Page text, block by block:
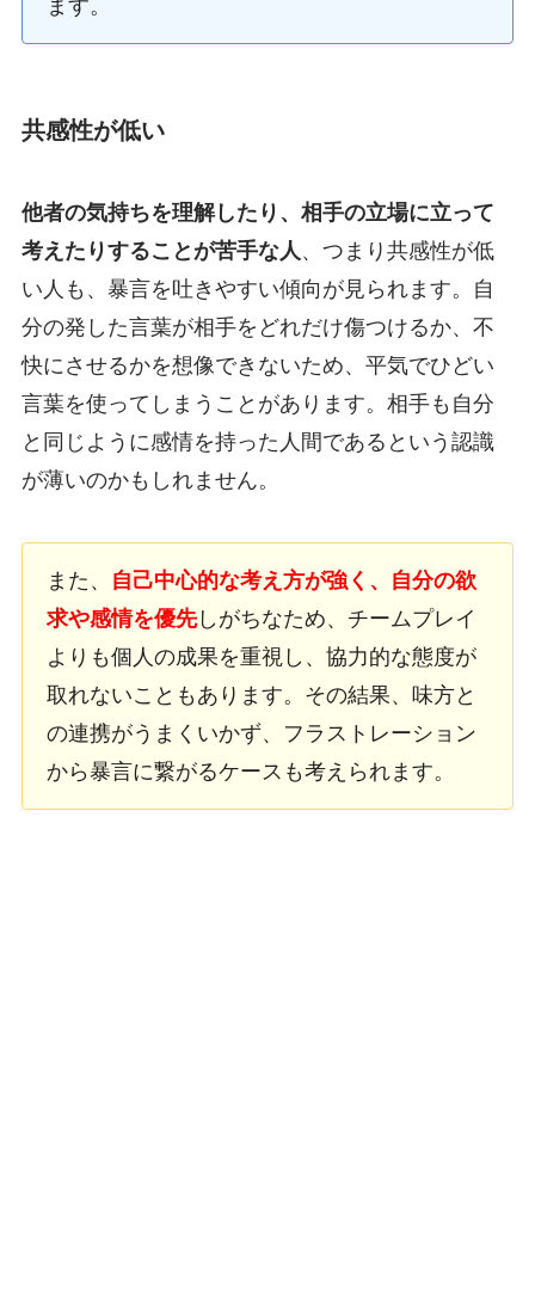
ます。
共感性が低い
他者の気持ちを理解したり、相手の立場に立って
考えたりすることが苦手な人、つまり共感性が低
い人も、暴言を吐きやすい傾向が見られます。自
分の発した言葉が相手をどれだけ傷つけるか、不
快にさせるかを想像できないため、平気でひどい
言葉を使ってしまうことがあります。相手も自分
と同じように感情を持った人間であるという認識
が薄いのかもしれません。
また、
自己中心的な考え方が強く、自分の欲
求や感情を優先しがちなため、チームプレイ
よりも個人の成果を重視し、協力的な態度が
取れないこともあります。その結果、味方と
の連携がうまくいかず、フラストレーション
から暴言に繋がるケースも考えられます。